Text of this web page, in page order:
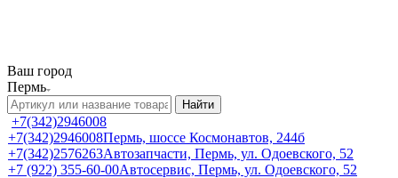
Ваш город
Пермь
Найти
+7(342)2946008
+7(342)2946008Пермь, шоссе Космонавтов, 244б
+7(342)2576263Автозапчасти, Пермь, ул. Одоевского, 52
+7 (922) 355-60-00Автосервис, Пермь, ул. Одоевского, 52